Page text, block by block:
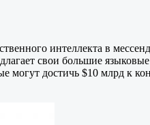
интеллекта в
свои большие
достичь $10 млрд к